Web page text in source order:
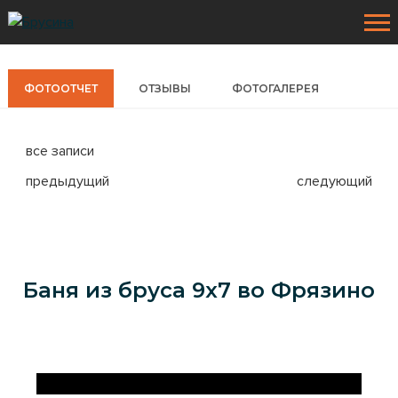
Каркасные дома
УСЛУГИ
АКЦИИ
ФОТООТЧЕТ ОТЗЫВЫ ФОТОГАЛЕРЕЯ
все записи
предыдущий
следующий
Баня из бруса 9x7 во Фрязино